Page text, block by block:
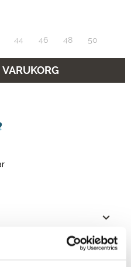
44 46 48 50